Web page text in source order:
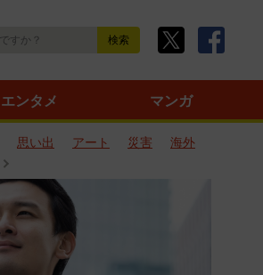
エンタメ マンガ
思い出 アート 災害
海外